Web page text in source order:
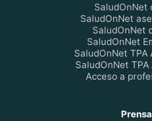
SaludOnNet
SaludOnNet
SaludOnNet
SaludOnNet
SaludOnNet TPA
SaludOnNet
Acceso a
Prensa